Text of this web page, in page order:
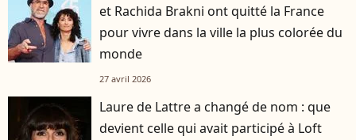
et Rachida Brakni ont quitté la France
pour vivre dans la ville la plus colorée du
monde
27 avril 2026
Laure de Lattre a changé de nom : que
devient celle qui avait participé à Loft